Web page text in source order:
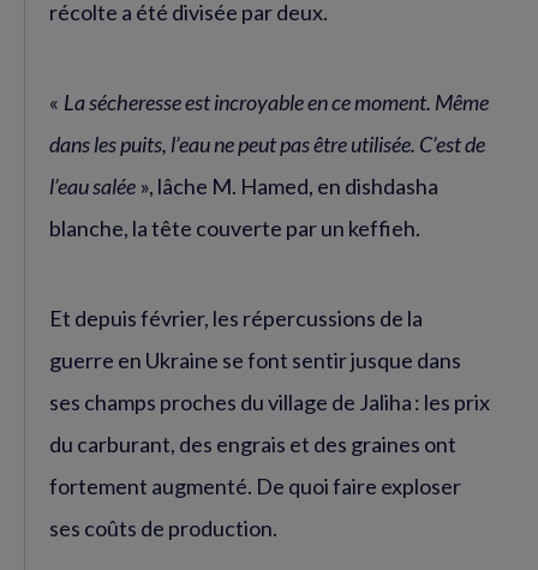
récolte a été divisée par deux.
« La sécheresse est incroyable en ce moment. Même
dans les puits, l’eau ne peut pas être utilisée. C’est de
l’eau salée », lâche M. Hamed, en dishdasha
blanche, la tête couverte par un keffieh.
Et depuis février, les répercussions de la
guerre en Ukraine se font sentir jusque dans
ses champs proches du village de Jaliha : les prix
du carburant, des engrais et des graines ont
fortement augmenté. De quoi faire exploser
ses coûts de production.